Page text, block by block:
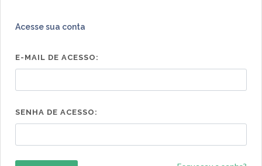
Acesse sua conta
E-MAIL DE ACESSO:
SENHA DE ACESSO: